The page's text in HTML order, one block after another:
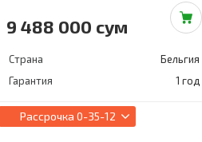
9 488 000 сум
Страна
Бельгия
Гарантия
1 год
Рассрочка 0-35-12